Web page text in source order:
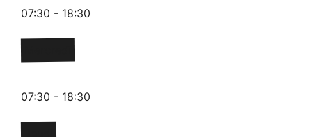
07:30 - 18:30
07:30 - 18:30